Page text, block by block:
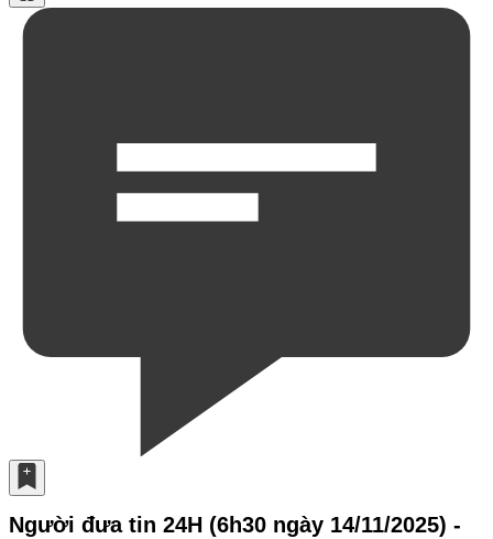
Người đưa tin 24H (6h30 ngày 14/11/2025) -